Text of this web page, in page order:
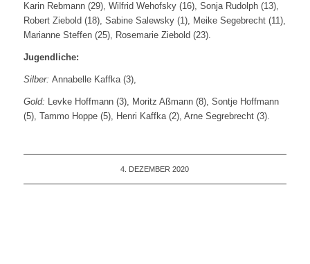
Karin Rebmann (29), Wilfrid Wehofsky (16), Sonja Rudolph (13),
Robert Ziebold (18), Sabine Salewsky (1), Meike Segebrecht (11),
Marianne Steffen (25), Rosemarie Ziebold (23).
Jugendliche:
Silber: Annabelle Kaffka (3),
Gold: Levke Hoffmann (3), Moritz Aßmann (8), Sontje Hoffmann
(5), Tammo Hoppe (5), Henri Kaffka (2), Arne Segrebrecht (3).
4. DEZEMBER 2020